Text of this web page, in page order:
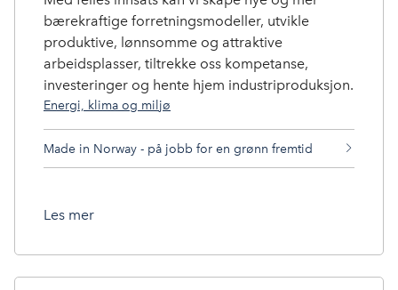
bærekraftige forretningsmodeller, utvikle
produktive, lønnsomme og attraktive
arbeidsplasser, tiltrekke oss kompetanse,
investeringer og hente hjem industriproduksjon.
Energi, klima og miljø
Made in Norway - på jobb for en grønn fremtid
Les mer